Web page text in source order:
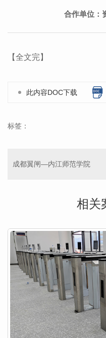
合作单位：
【全文完】
此内容DOC下载
标签：
成都翼闸—内江师范学院
相关